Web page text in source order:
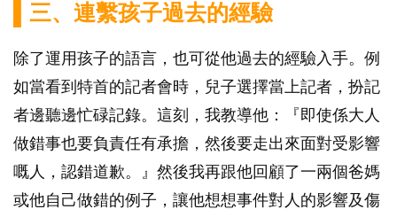
▌三、連繫孩子過去的經驗
除了運用孩子的語言，也可從他過去的經驗入手。例
如當看到特首的記者會時，兒子選擇當上記者，扮記
者邊聽邊忙碌記錄。這刻，我教導他：『即使係大人
做錯事也要負責任有承擔，然後要走出來面對受影響
嘅人，認錯道歉。』然後我再跟他回顧了一兩個爸媽
或他自己做錯的例子，讓他想想事件對人的影響及傷